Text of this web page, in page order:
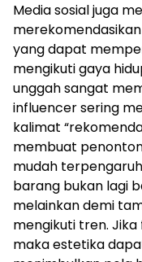
Media sosial juga
yang dapat
mengikuti gaya
unggah sangat
influencer sering
kalimat
membuat
mudah
barang bukan lagi
melainkan demi
mengikuti tren.
maka estetika